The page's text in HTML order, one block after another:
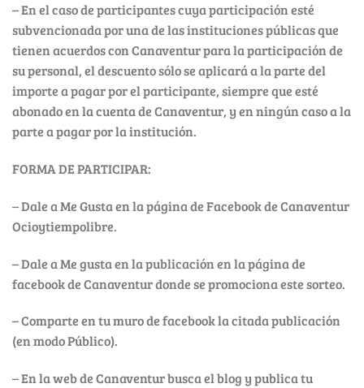
– En el caso de participantes cuya participación esté
subvencionada por una de las instituciones públicas que
tienen acuerdos con Canaventur para la participación de
su personal, el descuento sólo se aplicará a la parte del
importe a pagar por el participante, siempre que esté
abonado en la cuenta de Canaventur, y en ningún caso a la
parte a pagar por la institución.
FORMA DE PARTICIPAR:
– Dale a Me Gusta en la página de Facebook de Canaventur
Ocioytiempolibre.
– Dale a Me gusta en la publicación en la página de
facebook de Canaventur donde se promociona este sorteo.
– Comparte en tu muro de facebook la citada publicación
(en modo Público).
– En la web de Canaventur busca el blog y publica tu